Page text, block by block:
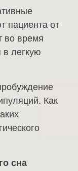
пациента от
во время
в легкую
Как
сна